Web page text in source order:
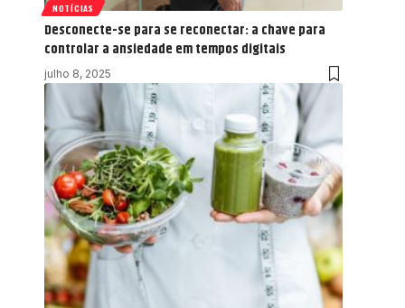
NOTÍCIAS
Desconecte-se para se reconectar: a chave para
controlar a ansiedade em tempos digitais
julho 8, 2025